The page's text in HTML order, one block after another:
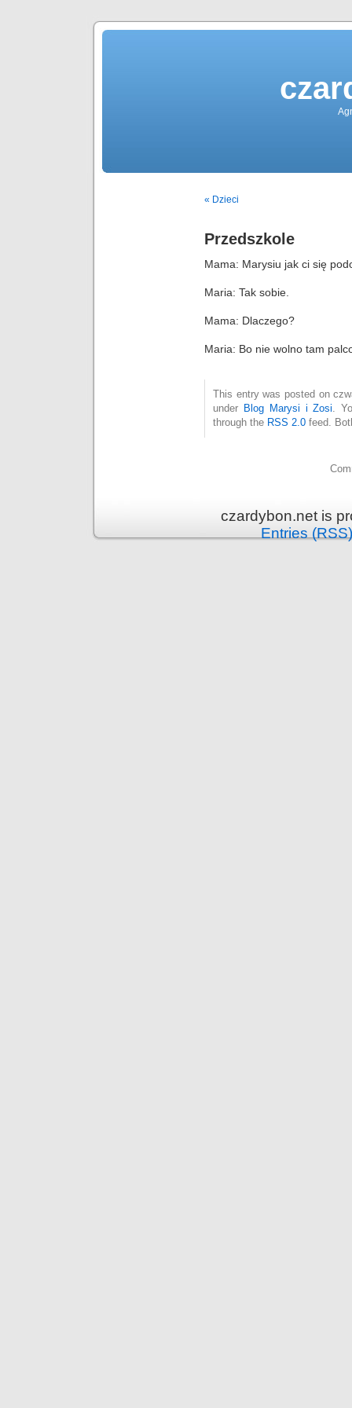
« Dzieci
Przedszkole
Mama: Marysiu jak ci się
Maria: Tak sobie.
Mama: Dlaczego?
Maria: Bo nie wolno tam
This entry was posted on
under Blog Marysi i Zosi .
through the RSS 2.0 feed.
czardybon.net is
Entries (RSS)